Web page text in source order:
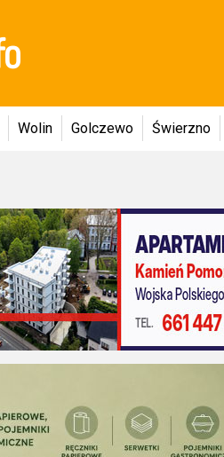
Wolin Golczewo Świerzno